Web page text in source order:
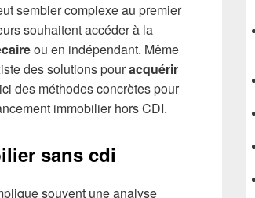
sembler complexe au premier
souhaitent accéder à la
ou en indépendant. Même
des solutions pouracquérir
des méthodes concrètes pour
immobilier hors CDI.
sans cdi
souvent une analyse